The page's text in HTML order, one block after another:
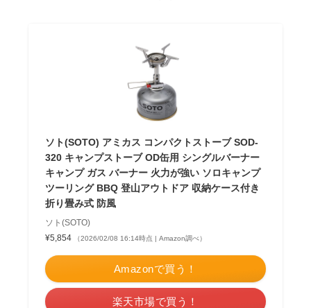
ソト(SOTO) アミカス コンパクトストーブ SOD-
320 キャンプストーブ OD缶用 シングルバーナー
キャンプ ガス バーナー 火力が強い ソロキャンプ
ツーリング BBQ 登山アウトドア 収納ケース付き
折り畳み式 防風
ソト(SOTO)
¥5,854
（2026/02/08 16:14時点 | Amazon調べ）
Amazonで買う！
楽天市場で買う！